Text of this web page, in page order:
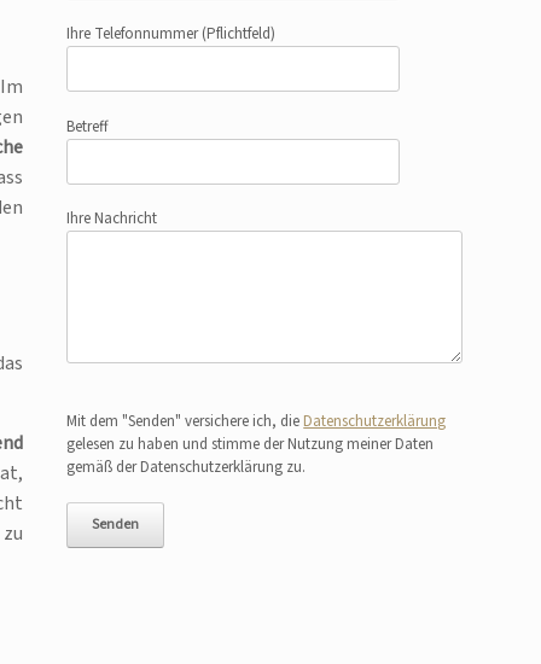
Ihre Telefonnummer(Pflichtfeld)
Betreff
Ihre Nachricht
Mit dem "Senden" versichere ich, die Datenschutzerklärung
gelesen zu haben und stimme der Nutzung meiner Daten
gemäß der Datenschutzerklärung zu.